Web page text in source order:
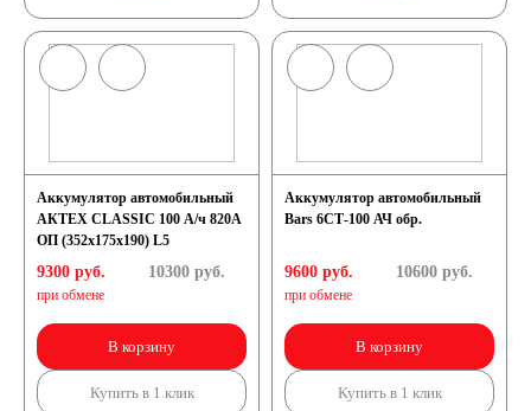
74 А/ч 75 А/ч
84 А/ч 85 А/ч
95 А/ч 96 А/ч
Аккумулятор автомобильный
АКТЕХ CLASSIC 100 А/ч 820А
ОП (352x175x190) L5
9300 руб.
при обмене
10300руб.
В корзину
Купить в 1 клик
Аккумулятор автомобильный
Bars 6СТ-100 АЧ обр.
9600 руб.
при обмене
10600руб.
В корзину
Купить в 1 клик